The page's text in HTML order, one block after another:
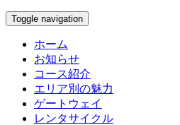
Toggle navigation
ホーム
お知らせ
コース紹介
エリア別の魅力
ゲートウェイ
レンタサイクル